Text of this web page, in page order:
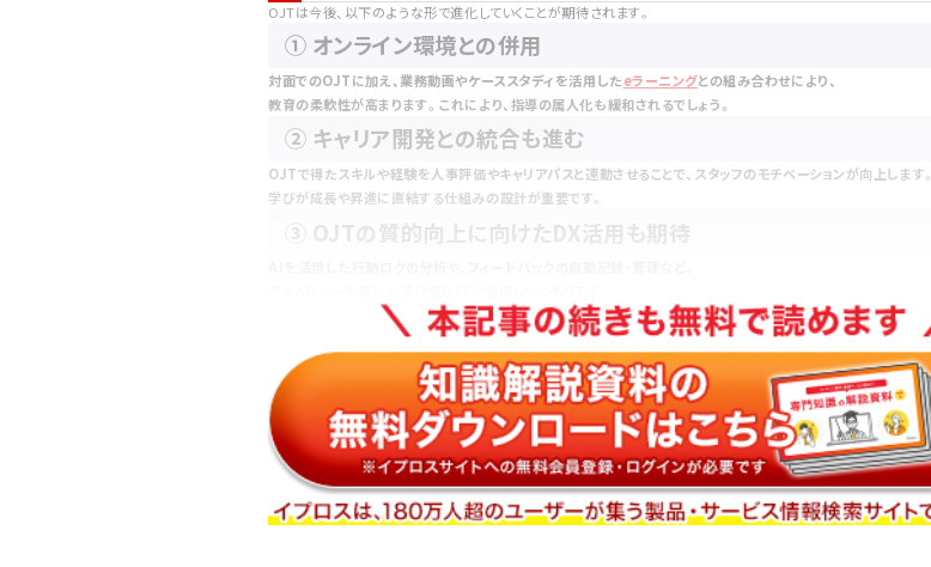
OJTは今後、以下のような形で進化していくことが期待されます。
① オンライン環境との併用
対面でのOJTに加え、業務動画やケーススタディを活用したeラーニングとの組み合わせにより、
教育の柔軟性が高まります。これにより、指導の属人化も緩和されるでしょう。
② キャリア開発との統合も進む
OJTで得たスキルや経験を人事評価やキャリアパスと連動させることで、スタッフのモチベーションが向上します。
学びが成長や昇進に直結する仕組みの設計が重要です。
③ OJTの質的向上に向けたDX活用も期待